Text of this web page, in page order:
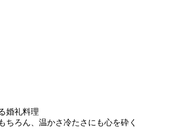
婚礼料理
ろん、温かさ冷たさにも心を砕く